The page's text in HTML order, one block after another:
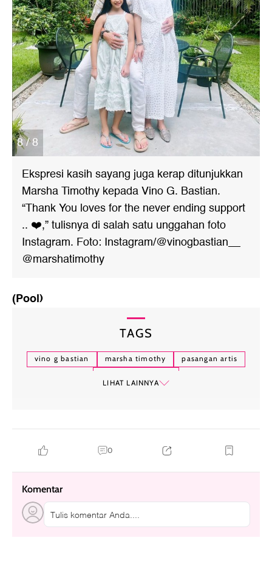
8 / 8
Ekspresi kasih sayang juga kerap ditunjukkan
Marsha Timothy kepada Vino G. Bastian.
“Thank You loves for the never ending support
.. ❤️,” tulisnya di salah satu unggahan foto
Instagram. Foto: Instagram/@vinogbastian__
@marshatimothy
(Pool)
TAGS
vino g bastian marsha timothy
pasangan artis
LIHAT LAINNYA
0
Komentar
Tulis komentar Anda....